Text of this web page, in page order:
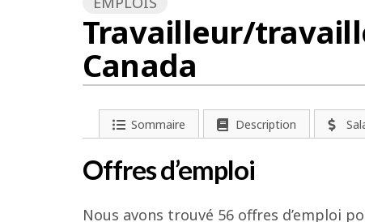
Travailleur/
Canada
Sommaire Description
Offres d’emploi
Nous avons trouvé 56 offres d’emploi
D
é
t
a